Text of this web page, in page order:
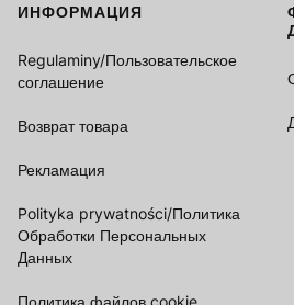
Footer menu
ИНФОРМАЦИЯ
Regulaminy/Пользовательское
соглашение
Возврат товара
Рекламация
Polityka prywatności/Политика
Обработки Персональных
Данных
Политика файлов cookie